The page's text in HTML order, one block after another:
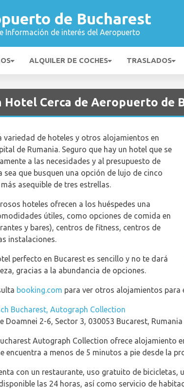
de Bucharest
Información de interés del Aeropuerto
ALQUILER DE COCHES TRASLADOS
Hotel Cerca de Aeropuerto de
variedad de hoteles y otros alojamientos en
de Rumania. Seguro que hay un hotel que se
a las necesidades y al presupuesto de
sea que busquen una opción de lujo de cinco
asequible de tres estrellas.
hoteles ofrecen a los huéspedes una
útiles, como opciones de comida en
y bares), centros de fitness, centros de
instalaciones.
perfecto en Bucarest es sencillo y no te dará
gracias a la abundancia de opciones.
booking.com para ver otros alojamientos para
Bucharest, Autograph Collection
Doamnei 2-6, Sector 3, 030053 Bucarest, Rumania
Autograph Collection ofrece alojamiento
encuentra a menos de 5 minutos a pie desde la
con un restaurante, uso gratuito de bicicletas,
las 24 horas, así como servicio de